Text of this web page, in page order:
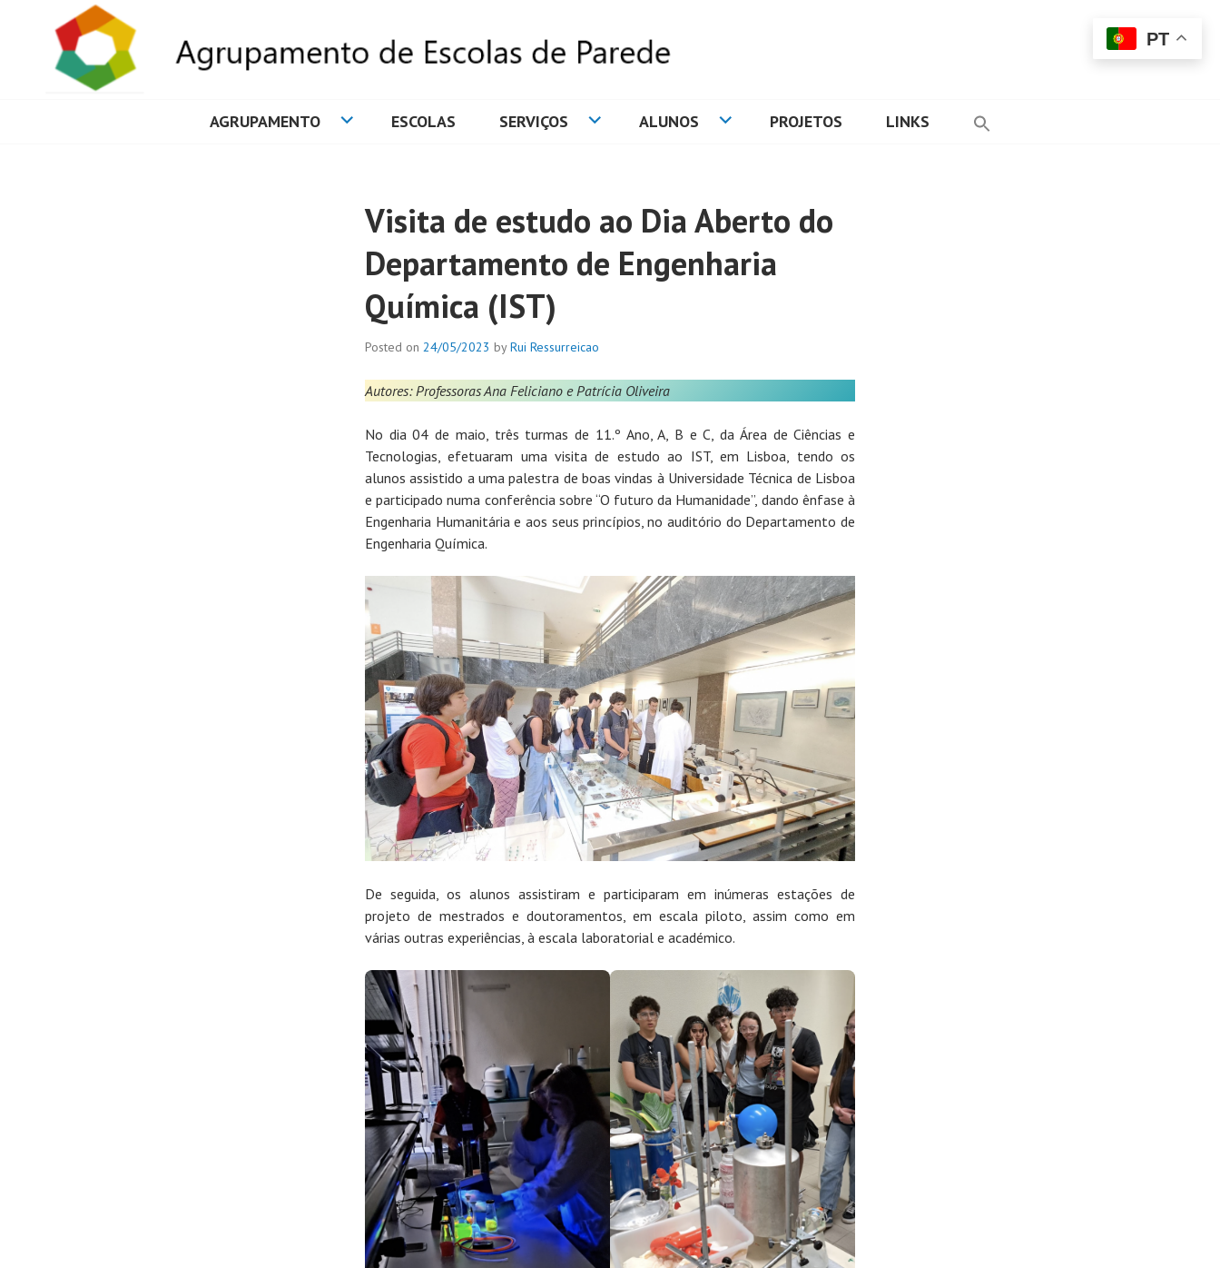
AGRUPAMENTO ESCOLAS SERVIÇOS ALUNOS PROJETOS LINKS
Visita de estudo ao Dia Aberto do
Departamento de Engenharia
Química (IST)
Posted on 24/05/2023 byRui Ressurreicao
Autores: Professoras Ana Feliciano e Patrícia Oliveira
No dia 04 de maio, três turmas de 11.º Ano, A, B e C, da Área de Ciências e
Tecnologias, efetuaram uma visita de estudo ao IST, em Lisboa, tendo os
alunos assistido a uma palestra de boas vindas à Universidade Técnica de Lisboa
e participado numa conferência sobre “O futuro da Humanidade”, dando ênfase à
Engenharia Humanitária e aos seus princípios, no auditório do Departamento de
Engenharia Química.
De seguida, os alunos assistiram e participaram em inúmeras estações de
projeto de mestrados e doutoramentos, em escala piloto, assim como em
várias outras experiências, à escala laboratorial e académico.
PT